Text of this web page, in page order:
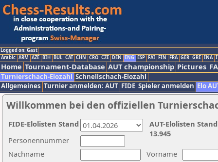
Logged on: Gast
Arabic ARM AZE BIH BUL CAT CHN CRO CZE DEN ENG ESP FAI FIN FRA GER GRE INA
Home Tournament-Database AUT championship Pictures
Turnierschach-Elozahl Schnellschach-Elozahl
Allgemeines Turnier anmelden: AUT FIDE Spieler anmelden Elo
Willkommen bei den offiziellen
Nachname
Vorname
Personennummer
AUT-Elolisten
13.945
FIDE-Elolisten Stand